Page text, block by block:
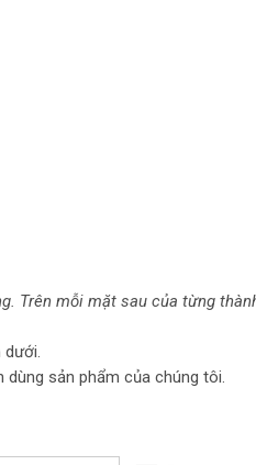
Trên mỗi mặt sau của từng
dưới.
sản phẩm của chúng tôi.